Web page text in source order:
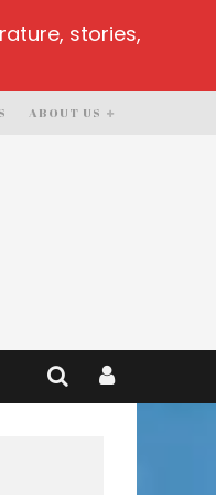
ABOUT US
stories,